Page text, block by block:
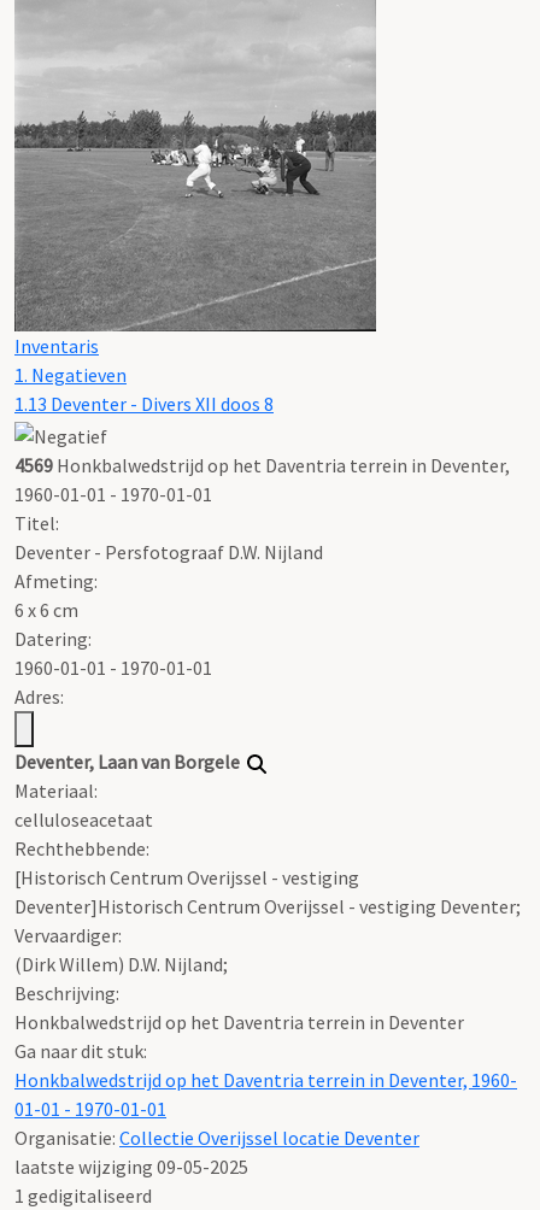
Inventaris
1. Negatieven
1.13 Deventer - Divers XII doos 8
4569 Honkbalwedstrijd op het Daventria terrein in Deventer,
1960-01-01 - 1970-01-01
Titel:
Deventer - Persfotograaf D.W. Nijland
Afmeting:
6 x 6 cm
Datering:
1960-01-01 - 1970-01-01
Adres:
Deventer, Laan van Borgele
Materiaal:
celluloseacetaat
Rechthebbende:
[Historisch Centrum Overijssel - vestiging
Deventer]Historisch Centrum Overijssel - vestiging Deventer;
Vervaardiger:
(Dirk Willem) D.W. Nijland;
Beschrijving:
Honkbalwedstrijd op het Daventria terrein in Deventer
Ga naar dit stuk:
Honkbalwedstrijd op het Daventria terrein in Deventer, 1960-
01-01 - 1970-01-01
Organisatie: Collectie Overijssel locatie Deventer
laatste wijziging 09-05-2025
1 gedigitaliseerd